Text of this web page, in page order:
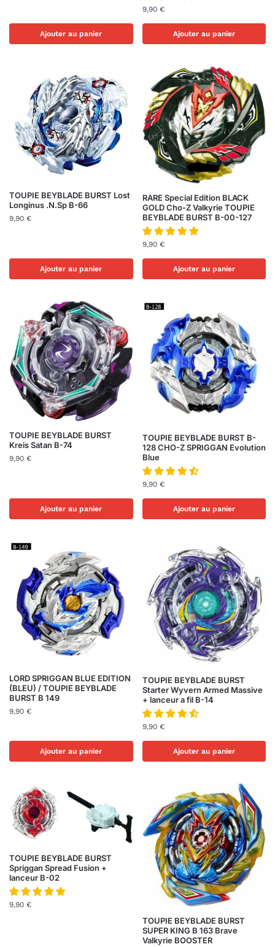
Ajouter au panier
9,90 €
Ajouter au panier
TOUPIE BEYBLADE BURST Lost
Longinus .N.Sp B-66
9,90 €
Ajouter au panier
RARE Special Edition BLACK
GOLD Cho-Z Valkyrie TOUPIE
BEYBLADE BURST B-00-127
9,90 €
Ajouter au panier
TOUPIE BEYBLADE BURST
Kreis Satan B-74
9,90 €
Ajouter au panier
TOUPIE BEYBLADE BURST B-
128 CHO-Z SPRIGGAN Evolution
Blue
9,90 €
Ajouter au panier
LORD SPRIGGAN BLUE EDITION
(BLEU) / TOUPIE BEYBLADE
BURST B 149
9,90 €
Ajouter au panier
TOUPIE BEYBLADE BURST
Starter Wyvern Armed Massive
+ lanceur a fil B-14
9,90 €
Ajouter au panier
TOUPIE BEYBLADE BURST
Spriggan Spread Fusion +
lanceur B-02
9,90 €
TOUPIE BEYBLADE BURST
SUPER KING B 163 Brave
Valkyrie BOOSTER